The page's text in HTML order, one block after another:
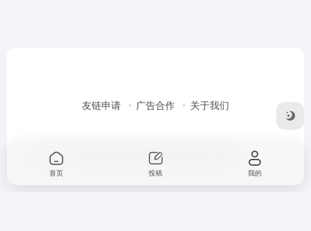
友链申请 广告合作 关于我们
Copyright © 2026 桂ICP备2024021323号-1
首页 投稿 我的